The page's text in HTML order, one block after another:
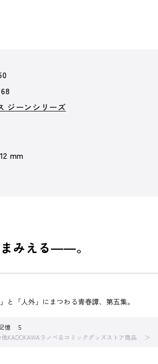
ジーンシリーズ
mm
まみえる――。
「人外」にまつわる青春譚、第五集。
憶 ５
他KADOKAWAラノベ＆コミックグッズストア商品